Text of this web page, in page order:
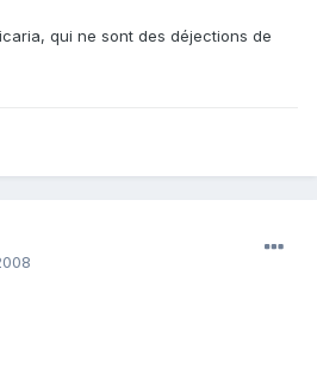
qui ne sont des déjections de